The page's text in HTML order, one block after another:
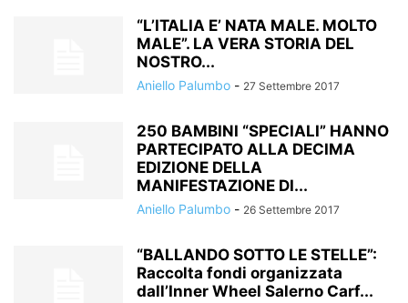
“L’ITALIA E’ NATA MALE. MOLTO
MALE”. LA VERA STORIA DEL
NOSTRO...
Aniello Palumbo - 27 Settembre 2017
250 BAMBINI “SPECIALI” HANNO
PARTECIPATO ALLA DECIMA
EDIZIONE DELLA
MANIFESTAZIONE DI...
Aniello Palumbo - 26 Settembre 2017
“BALLANDO SOTTO LE STELLE”:
Raccolta fondi organizzata
dall’Inner Wheel Salerno Carf...